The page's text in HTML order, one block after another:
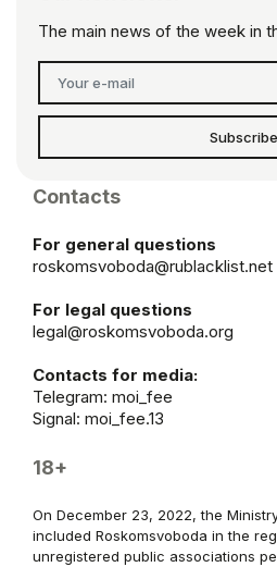
The main news of the week in
Subscribe
Contacts
For general questions
roskomsvoboda@rublacklist.net
For legal questions
legal@roskomsvoboda.org
Contacts for media:
Telegram: moi_fee
Signal: moi_fee.13
18+
On December 23, 2022, the
included Roskomsvoboda in the
unregistered public associations